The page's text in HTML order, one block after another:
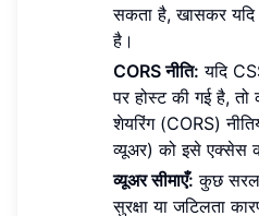
सकता है, खासकर यदि
है।
CORS नीति: यदि
पर होस्ट की गई है, तो
शेयरिंग (CORS)
व्यूअर) को इसे एक्सेस
व्यूअर सीमाएँ: कुछ सरल
सुरक्षा या जटिलता